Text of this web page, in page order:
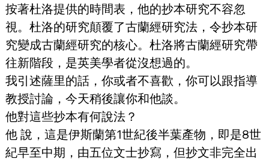
按著杜洛提供的時間表，他的抄本研究不容忽
視。杜洛的研究顛覆了古蘭經研究法，令抄本研
究變成古蘭經研究的核心。杜洛將古蘭經研究帶
往新階段，是英美學者從沒想過的。
我引述薩里的話，你或者不喜歡，你可以跟指導
教授討論，今天稍後讓你和他談。
他對這些抄本有何說法？
他 說，這是伊斯蘭第1世紀後半葉產物，即是8世
紀早至中期，由五位文士抄寫，但抄文非完全出